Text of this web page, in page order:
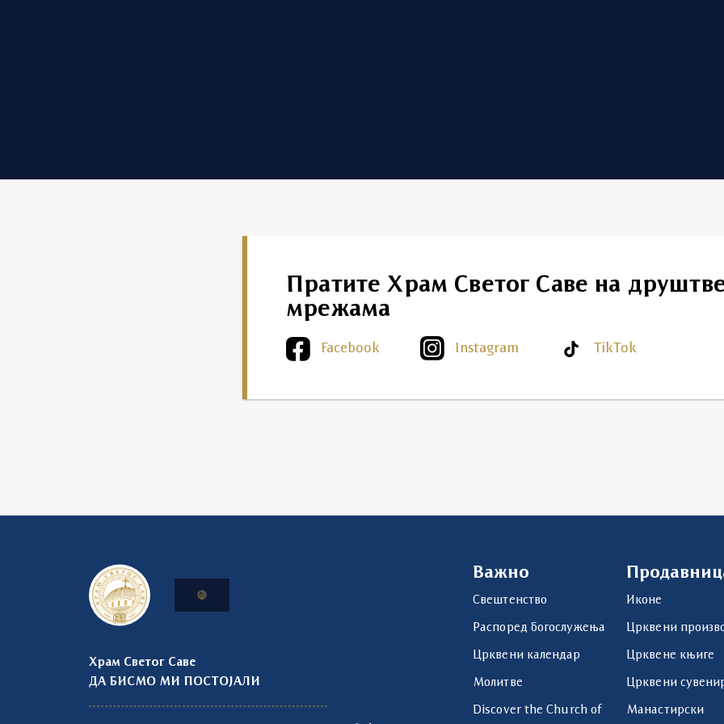
Пратите Храм Светог Саве на
мрежама
Facebook Instagram TikTok
Храм Светог Саве
ДА БИСМО МИ ПОСТОЈАЛИ
Важно
Свештенство
Распоред богослужења
Црквени календар
Молитве
Discover the Church of
Иконе
Црквени
Црквене књиге
Црквени
Манастирски